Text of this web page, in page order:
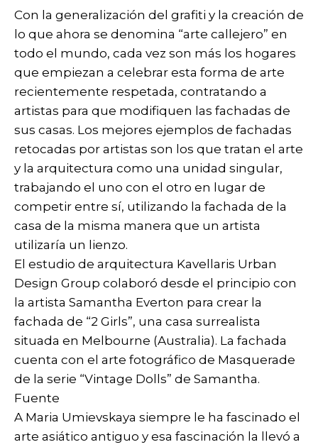
Con la generalización del grafiti y la creación de
lo que ahora se denomina “arte callejero” en
todo el mundo, cada vez son más los hogares
que empiezan a celebrar esta forma de arte
recientemente respetada, contratando a
artistas para que modifiquen las fachadas de
sus casas. Los mejores ejemplos de fachadas
retocadas por artistas son los que tratan el arte
y la arquitectura como una unidad singular,
trabajando el uno con el otro en lugar de
competir entre sí, utilizando la fachada de la
casa de la misma manera que un artista
utilizaría un lienzo.
El estudio de arquitectura Kavellaris Urban
Design Group colaboró desde el principio con
la artista Samantha Everton para crear la
fachada de “2 Girls”, una casa surrealista
situada en Melbourne (Australia). La fachada
cuenta con el arte fotográfico de Masquerade
de la serie “Vintage Dolls” de Samantha.
Fuente
A Maria Umievskaya siempre le ha fascinado el
arte asiático antiguo y esa fascinación la llevó a